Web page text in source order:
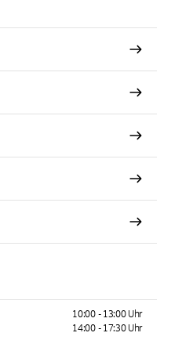
10:00 - 13:00 Uhr
14:00 - 17:30 Uhr